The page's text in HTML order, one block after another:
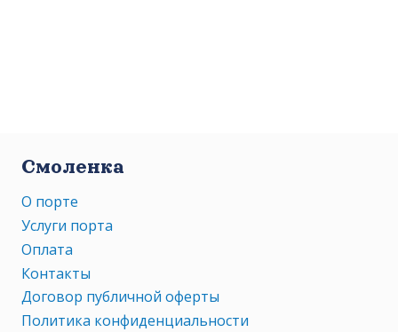
Смоленка
О порте
Услуги порта
Оплата
Контакты
Договор публичной оферты
Политика конфиденциальности